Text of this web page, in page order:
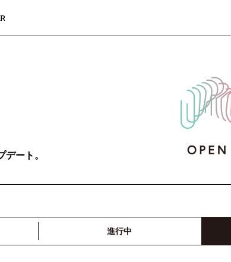
R
ート。
進行中